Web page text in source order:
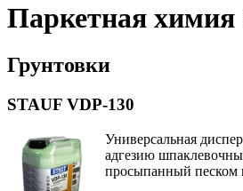
Паркетная химия
Грунтовки
STAUF VDP-130
Универсальная
адгезию
просыпанный песком